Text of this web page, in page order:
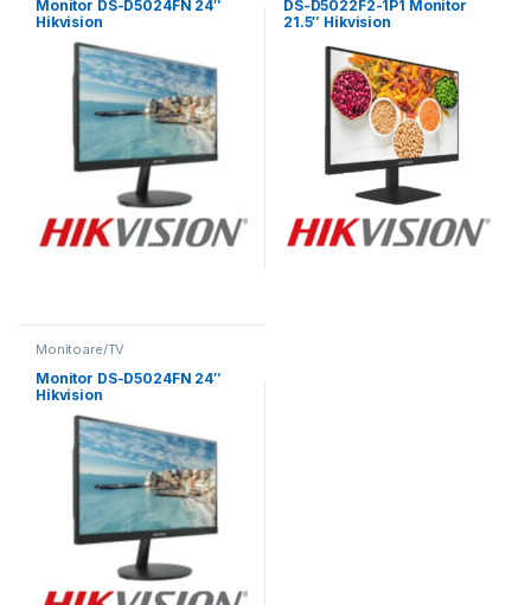
Monitor DS-D5024FN 24″
Hikvision
DS-D5022F2-1P1 Monitor
21.5″ Hikvision
Monitoare/TV
Monitor DS-D5024FN 24″
Hikvision